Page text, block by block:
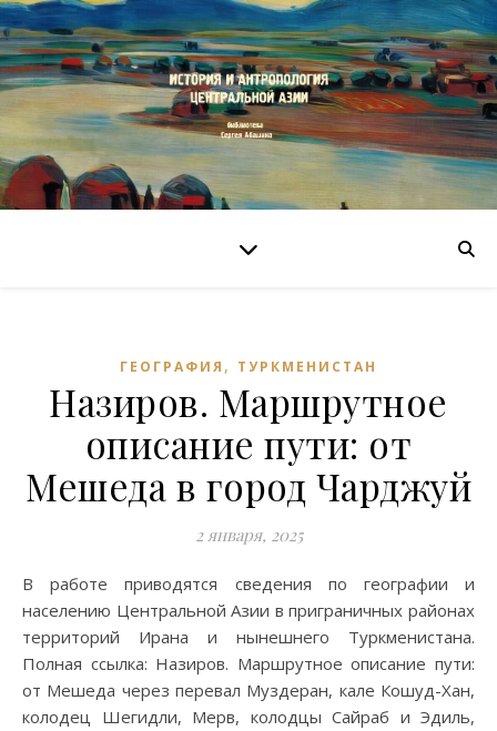
ГЕОГРАФИЯ , ТУРКМЕНИСТАН
Назиров. Маршрутное
описание пути: от
Мешеда в город Чарджуй
2 января, 2025
В работе приводятся сведения по географии и
населению Центральной Азии в приграничных районах
территорий Ирана и нынешнего Туркменистана.
Полная ссылка: Назиров. Маршрутное описание пути:
от Мешеда через перевал Муздеран, кале Кошуд-Хан,
колодец Шегидли, Мерв, колодцы Сайраб и Эдиль,